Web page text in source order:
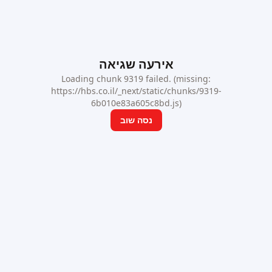
אירעה שגיאה
Loading chunk 9319 failed. (missing:
https://hbs.co.il/_next/static/chunks/9319-
6b010e83a605c8bd.js)